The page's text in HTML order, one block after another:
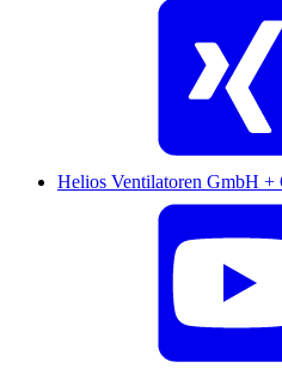
Helios Ventilatoren GmbH +